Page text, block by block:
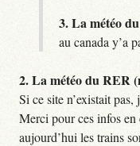
3.La météo
au canada y’a
2.La météo du RER
Si ce site n’existait
Merci pour ces infos en
aujourd’hui les trains